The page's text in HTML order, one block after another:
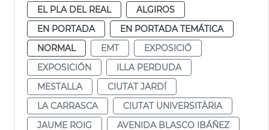
EL PLA DEL REAL
ALGIROS
EN PORTADA
EN PORTADA TEMÁTICA
NORMAL
EMT
EXPOSICIÓ
EXPOSICIÓN
ILLA PERDUDA
MESTALLA
CIUTAT JARDÍ
LA CARRASCA
CIUTAT UNIVERSITÀRIA
JAUME ROIG
AVENIDA BLASCO IBÁÑEZ